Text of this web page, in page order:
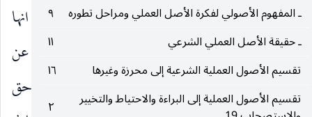
ـ المفهوم الأصولي لفكرة الأصل العملي ومراحل تطوره
٩
ـ حقيقة الأصل العملي الشرعي
١١
تقسيم الأصول العملية الشرعية إلى محرزة وغيرها
١٦
تقسيم الأصول العملية إلى البراءة والاحتياط والتخيير
٢
الجهد ، وفي مقام تحديد تلك الحيثية كما يمكن افتراض انها
إطاعة الله يمكن إبداء احتمال انه نصرة الله والدفاع عن
الإسلام وقتال أعدائه كما يحتمل ان تكون معرفة الله حق